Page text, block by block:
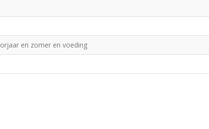
en zomer en voeding